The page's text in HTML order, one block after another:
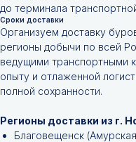
до терминала
Сроки доставки
Организуем доставку
регионы добычи по всей
ведущими транспортными
опыту и отлаженной
полной сохранности.
Регионы доставки из г.
Благовещенск